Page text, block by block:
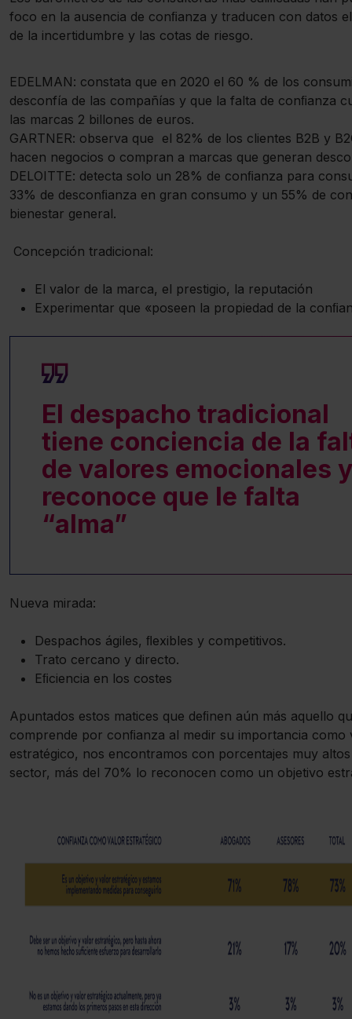
foco en la ausencia de conﬁanza y traducen con datos
de la incertidumbre y las cotas de riesgo.
EDELMAN: constata que en 2020 el 60 % de los
desconfía de las compañías y que la falta de conﬁanza
las marcas 2 billones de euros.
GARTNER: observa que el 82% de los clientes B2B y
hacen negocios o compran a marcas que generan
DELOITTE: detecta solo un 28% de conﬁanza para
33% de desconﬁanza en gran consumo y un 55% de
bienestar general.
Concepción tradicional:
El valor de la marca, el prestigio, la reputación
Experimentar que «poseen la propiedad de la
El despacho tradicional
tiene conciencia de la
de valores emocionales y
reconoce que le falta
“alma”
Nueva mirada:
Despachos ágiles, ﬂexibles y competitivos.
Trato cercano y directo.
Eﬁciencia en los costes
Apuntados estos matices que deﬁnen aún más aquello
comprende por conﬁanza al medir su importancia como
estratégico, nos encontramos con porcentajes muy
sector, más del 70% lo reconocen como un objetivo